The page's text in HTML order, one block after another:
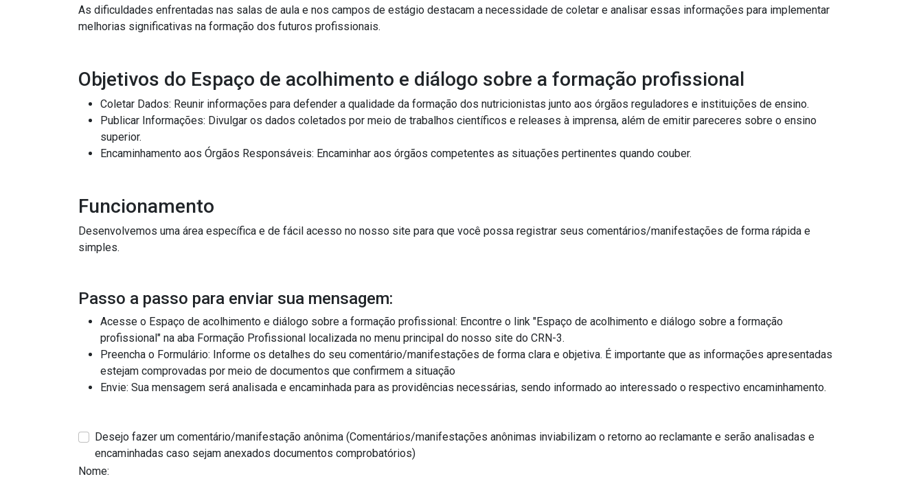
As dificuldades enfrentadas nas salas de aula e nos campos de estágio destacam a necessidade de coletar e analisar essas informações para implementar
melhorias significativas na formação dos futuros profissionais.
Objetivos do Espaço de acolhimento e diálogo sobre a formação profissional
Coletar Dados: Reunir informações para defender a qualidade da formação dos nutricionistas junto aos órgãos reguladores e instituições de ensino.
Publicar Informações: Divulgar os dados coletados por meio de trabalhos científicos e releases à imprensa, além de emitir pareceres sobre o ensino
superior.
Encaminhamento aos Órgãos Responsáveis: Encaminhar aos órgãos competentes as situações pertinentes quando couber.
Funcionamento
Desenvolvemos uma área específica e de fácil acesso no nosso site para que você possa registrar seus comentários/manifestações de forma rápida e
simples.
Passo a passo para enviar sua mensagem:
Acesse o Espaço de acolhimento e diálogo sobre a formação profissional: Encontre o link "Espaço de acolhimento e diálogo sobre a formação
profissional" na aba Formação Profissional localizada no menu principal do nosso site do CRN-3.
Preencha o Formulário: Informe os detalhes do seu comentário/manifestações de forma clara e objetiva. É importante que as informações apresentadas
estejam comprovadas por meio de documentos que confirmem a situação
Envie: Sua mensagem será analisada e encaminhada para as providências necessárias, sendo informado ao interessado o respectivo encaminhamento.
Desejo fazer um comentário/manifestação anônima (Comentários/manifestações anônimas inviabilizam o retorno ao reclamante e serão analisadas e
encaminhadas caso sejam anexados documentos comprobatórios)
Nome: